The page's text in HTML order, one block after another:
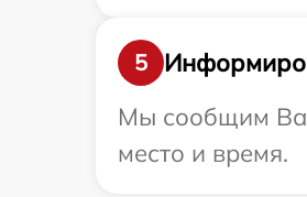
5
Мы сообщим
место и время.